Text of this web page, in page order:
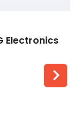
EIectronics